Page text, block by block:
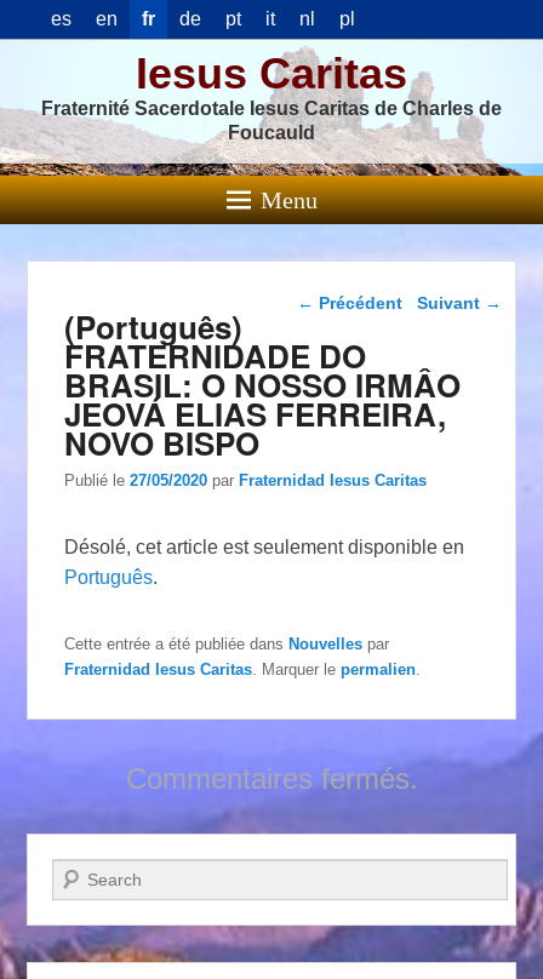
es en fr de pt it nl pl
Iesus Caritas
Fraternité Sacerdotale Iesus Caritas de Charles de
Foucauld
Menu
Navigation dans les
← Précédent Suivant →
(Português)
FRATERNIDADE DO
BRASIL: O NOSSO IRMÂO
JEOVÁ ELIAS FERREIRA,
NOVO BISPO
Publié le27/05/2020 parFraternidad Iesus Caritas
Désolé, cet article est seulement disponible en
Português.
Cette entrée a été publiée dansNouvelles par
Fraternidad Iesus Caritas . Marquer lepermalien
Commentaires fermés.
Recherche